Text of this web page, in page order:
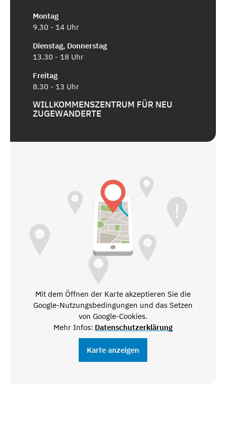
Montag
9.30 - 14 Uhr
Dienstag, Donnerstag
13.30 - 18 Uhr
Freitag
8.30 - 13 Uhr
WILLKOMMENSZENTRUM FÜR NEU
ZUGEWANDERTE
Mit dem Öffnen der Karte akzeptieren Sie die
Google-Nutzungsbedingungen und das Setzen
von Google-Cookies.
Mehr Infos: Datenschutzerklärung
Karte anzeigen